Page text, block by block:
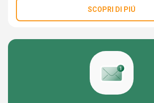
SCOPRI DI PIÚ